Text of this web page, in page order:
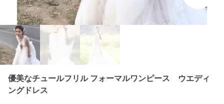
優美なチュールフリル フォーマルワンピース ウエディ
ングドレス